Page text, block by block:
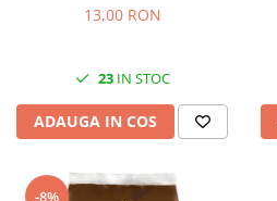
13,00 RON
23IN STOC
ADAUGA IN COS
-8%